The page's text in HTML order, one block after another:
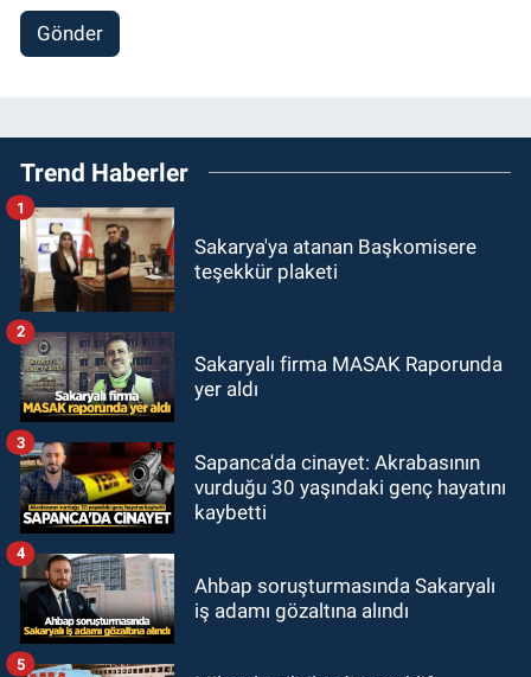
Gönder
Trend Haberler
Sakarya'ya atanan Başkomisere
teşekkür plaketi
1
Sakaryalı firma MASAK Raporunda
yer aldı
2
Sapanca'da cinayet: Akrabasının
vurduğu 30 yaşındaki genç hayatını
kaybetti
3
Ahbap soruşturmasında Sakaryalı
iş adamı gözaltına alındı
4
5